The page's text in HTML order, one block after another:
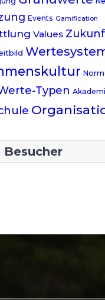
Events Gamification
Values
Typen
Besucher